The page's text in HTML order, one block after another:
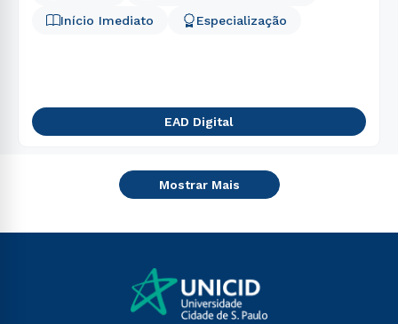
Início Imediato Especialização
EAD Digital
Mostrar Mais